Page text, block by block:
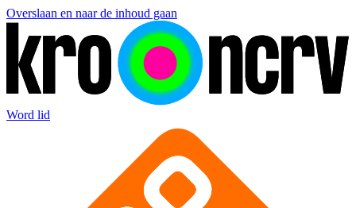
Overslaan en naar de inhoud gaan
Word lid